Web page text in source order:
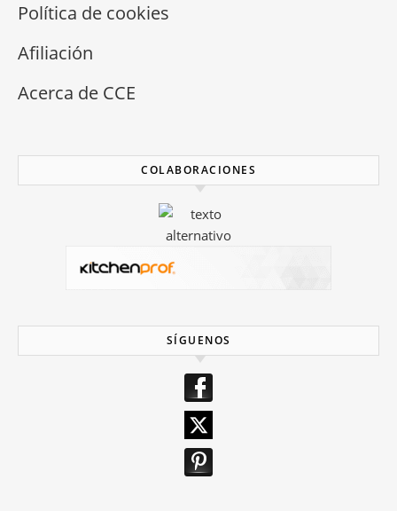
Política de cookies
Afiliación
Acerca de CCE
COLABORACIONES
SÍGUENOS